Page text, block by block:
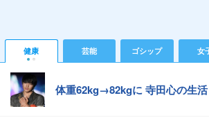
健康 芸能 ゴシップ 女
体重62kg→82kgに 寺田心の生活